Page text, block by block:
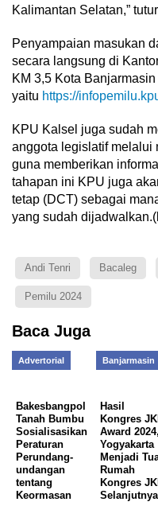
Kalimantan Selatan,”
Penyampaian masukan
secara langsung di
KM 3,5 Kota
yaitu https://
KPU Kalsel juga sudah
anggota legislatif melalui
guna memberikan
tahapan ini KPU juga
tetap (DCT) sebagai
yang sudah
Andi Tenri Bacaleg
Pemilu 2024
Baca Juga
Advertorial
Bakesbangpol
Tanah Bumbu
Sosialisasikan
Peraturan
Perundang-
undangan
tentang
Keormasan
Banjarmasin
Hasil
Kongres
Award 2024,
Yogyakarta
Menjadi
Rumah
Kongres
Selanjutnya